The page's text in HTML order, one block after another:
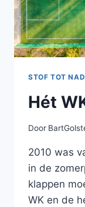
STOF TOT
Hét
Door
2010 was
in de
klappen
WK en de